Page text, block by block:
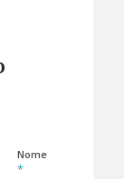
Nome
*